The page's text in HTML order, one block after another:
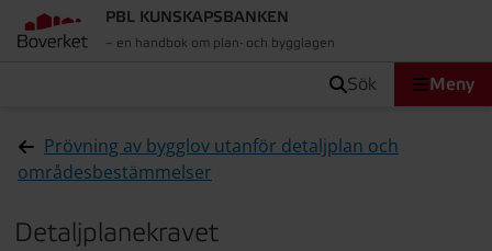
PBL KUNSKAPSBANKEN
– en handbok om plan- och bygglagen
sök Meny
Prövning av bygglov utanför detaljplan och
områdesbestämmelser
Detaljplanekravet